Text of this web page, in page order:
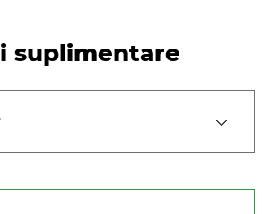
suplimentare